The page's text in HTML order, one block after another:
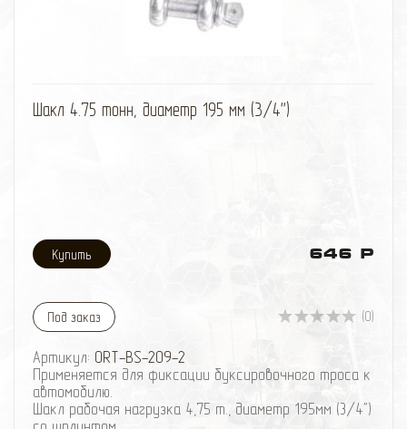
Шакл 4.75 тонн, диаметр 195 мм (3/4'')
646 Р
Под заказ (0)
Артикул: ORT-BS-209-2
Применяется для фиксации буксировочного троса к
автомобилю.
Шакл рабочая нагрузка 4,75 т., диаметр 195мм (3/4")